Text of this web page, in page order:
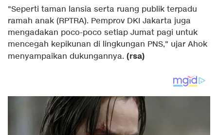
"Seperti taman lansia serta ruang publik terpadu
ramah anak (RPTRA). Pemprov DKI Jakarta juga
mengadakan poco-poco setiap Jumat pagi untuk
mencegah kepikunan di lingkungan PNS," ujar Ahok
menyampaikan dukungannya. (rsa)